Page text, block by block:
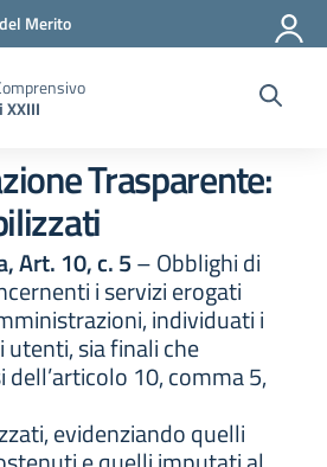
Merito
XXIII
Trasparente:
Art. 10, c. 5– Obblighi di
i servizi erogati
individuati i
utenti, sia finali che
dell’articolo 10, comma 5,
evidenziando quelli